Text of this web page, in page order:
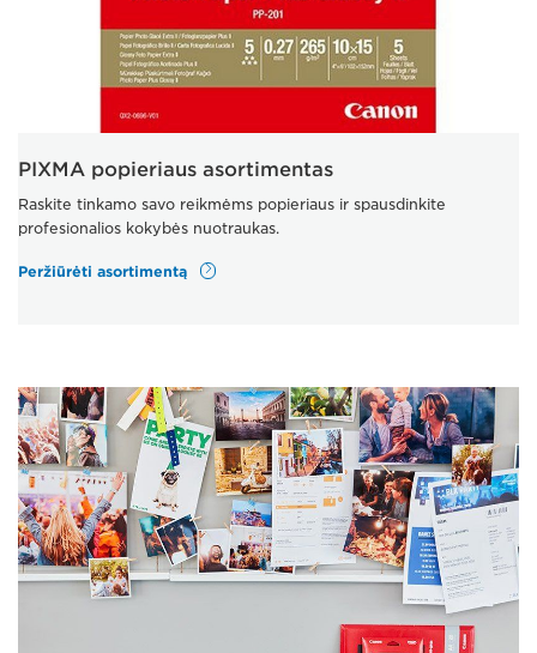
PIXMA popieriaus asortimentas
Raskite tinkamo savo reikmėms popieriaus ir spausdinkite
profesionalios kokybės nuotraukas.
Peržiūrėti asortimentą